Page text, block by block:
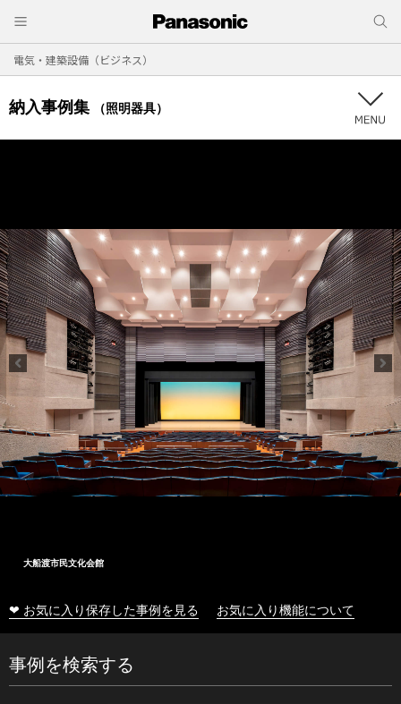
電気・建築設備（ビジネス）
納入事例集 （照明器具）
大船渡市民文化会館
❤ お気に入り保存した事例を見る お気に入り機能について
事例を検索する